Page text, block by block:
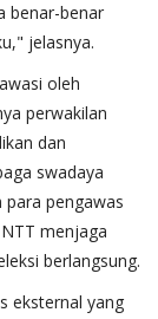
benar-benar
jelasnya.
oleh
perwakilan
dan
swadaya
para pengawas
menjaga
berlangsung.
eksternal yang